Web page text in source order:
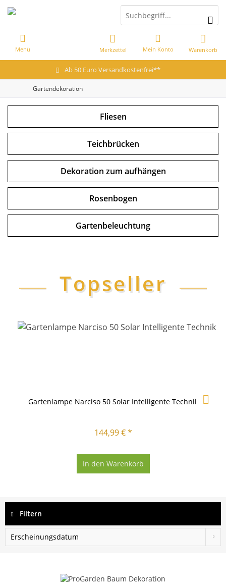
Ab 50 Euro Versandkostenfrei**
Warenkorb
Merkzettel Mein Konto
Menü
Gartendekoration
Fliesen
Teichbrücken
Dekoration zum aufhängen
Rosenbogen
Gartenbeleuchtung
Topseller
Gartenlampe Narciso 50 Solar Intelligente Technik
144,99 € *
In den Warenkorb
Filtern